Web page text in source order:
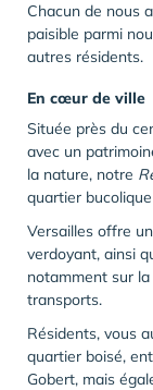
Chacun de nous
paisible parmi
autres résidents.
En cœur de ville
Située près du
avec un
la nature, notre
quartier
Versailles offre
verdoyant, ainsi
notamment sur
transports.
Résidents, vous
quartier boisé,
Gobert, mais